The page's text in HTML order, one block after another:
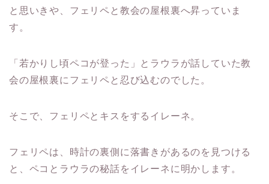
と思いきや、フェリペと教会の屋根裏へ昇っていま
す。
「若かりし頃ペコが登った」とラウラが話していた教
会の屋根裏にフェリペと忍び込むのでした。
そこで、フェリペとキスをするイレーネ。
フェリペは、時計の裏側に落書きがあるのを見つける
と、ペコとラウラの秘話をイレーネに明かします。